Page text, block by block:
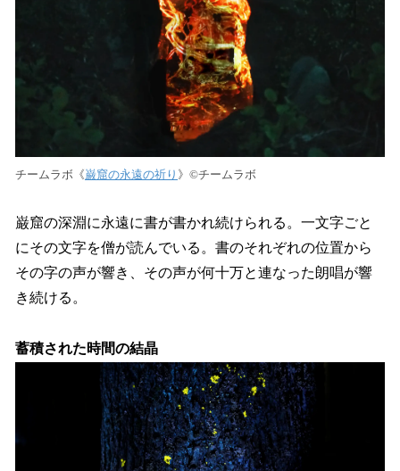
チームラボ《巌窟の永遠の祈り 》©︎チームラボ
巌窟の深淵に永遠に書が書かれ続けられる。一文字ごと
にその文字を僧が読んでいる。書のそれぞれの位置から
その字の声が響き、その声が何十万と連なった朗唱が響
き続ける。
蓄積された時間の結晶